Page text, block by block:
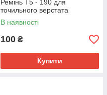
Ремінь Т5 - 190 для
точильного верстата
В наявності
100 ₴
Купити